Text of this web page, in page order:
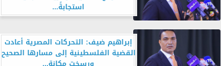
استجابةً...
إبراهيم ضيف: التحركات المصرية أعادت
القضية الفلسطينية إلى مسارها الصحيح